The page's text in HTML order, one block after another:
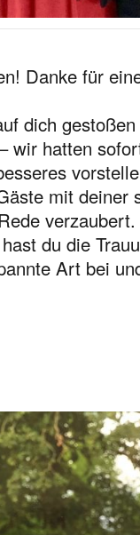
Danke für
dich
wir hatten
mit deiner
du die
Art bei